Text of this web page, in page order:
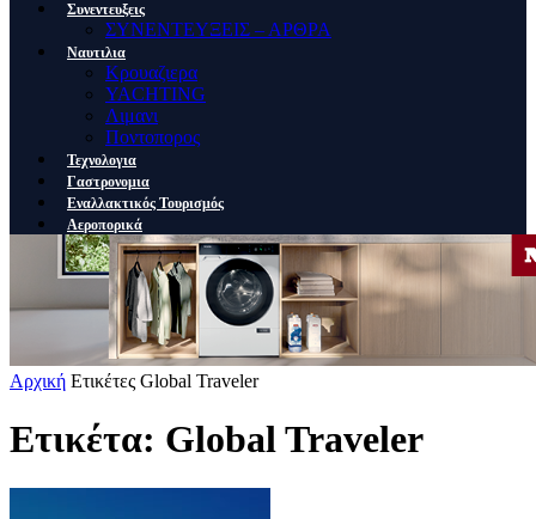
Συνεντευξεις
ΣΥΝΕΝΤΕΥΞΕΙΣ – ΑΡΘΡΑ
Ναυτιλια
Κρουαζιερα
YACHTING
Λιμανι
Ποντοπορος
Τεχνολογια
Γαστρονομια
Εναλλακτικός Τουρισμός
Αεροπορικά
Αρχική Ετικέτες Global Traveler
Ετικέτα: Global Traveler